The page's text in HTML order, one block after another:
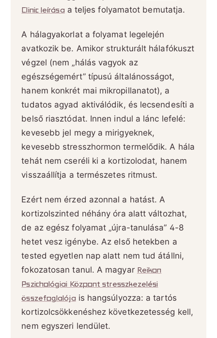
Clinic leírása a teljes folyamatot bemutatja.
A hálagyakorlat a folyamat legelején
avatkozik be. Amikor strukturált hálafókuszt
végzel (nem „hálás vagyok az
egészségemért” típusú általánosságot,
hanem konkrét mai mikropillanatot), a
tudatos agyad aktiválódik, és lecsendesíti a
belső riasztódat. Innen indul a lánc lefelé:
kevesebb jel megy a mirigyeknek,
kevesebb stresszhormon termelődik. A hála
tehát nem cseréli ki a kortizolodat, hanem
visszaállítja a természetes ritmust.
Ezért nem érzed azonnal a hatást. A
kortizolszinted néhány óra alatt változhat,
de az egész folyamat „újra-tanulása” 4-8
hetet vesz igénybe. Az első hetekben a
tested egyetlen nap alatt nem tud átállni,
fokozatosan tanul. A magyar Reikon
Pszichológiai Központ stresszkezelési
összefoglalója is hangsúlyozza: a tartós
kortizolcsökkenéshez következetesség kell,
nem egyszeri lendület.